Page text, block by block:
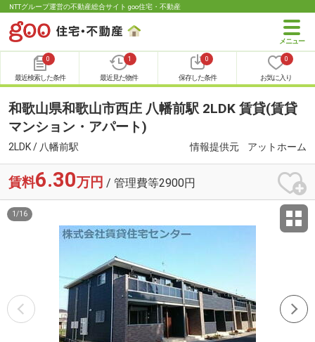
NTTグループ運営の不動産総合サイト goo住宅・不動産
0
最近検索した条件
1
最近見た物件
0
保存した条件
0
お気に入り
和歌山県和歌山市西庄 八幡前駅 2LDK 賃貸(賃貸
マンション・アパート)
2LDK / 八幡前駅 情報提供元 アットホーム
賃料6.30万円 / 管理費等2900円
1 /16